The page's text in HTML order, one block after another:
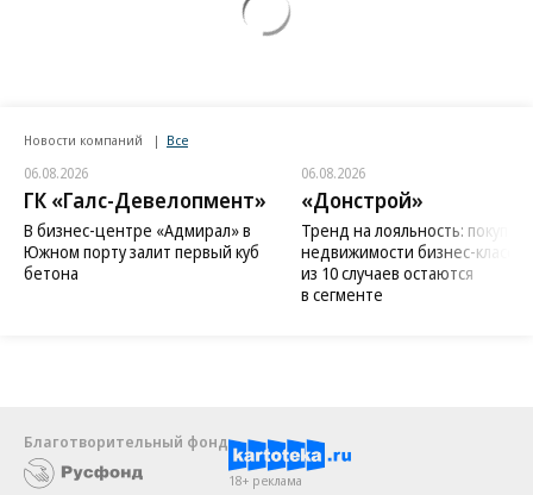
Новости компаний Все
06.08.2026
ГК «Галс-Девелопмент»
В бизнес-центре «Адмирал» в
Южном порту залит первый куб
бетона
06.08.2026
«Донстрой»
Тренд на лояльность:
недвижимости бизнес-класса
из 10 случаев остаются
в сегменте
Благотворительный фонд
18+ реклама